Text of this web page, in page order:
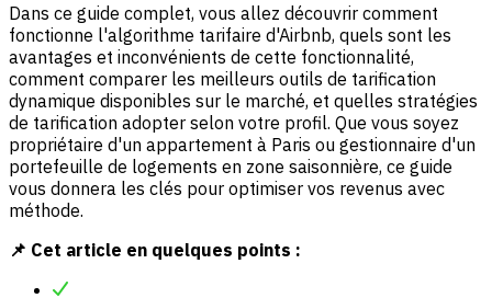
Dans ce guide complet, vous allez découvrir comment
fonctionne l'algorithme tarifaire d'Airbnb, quels sont les
avantages et inconvénients de cette fonctionnalité,
comment comparer les meilleurs outils de tarification
dynamique disponibles sur le marché, et quelles stratégies
de tarification adopter selon votre profil. Que vous soyez
propriétaire d'un appartement à Paris ou gestionnaire d'un
portefeuille de logements en zone saisonnière, ce guide
vous donnera les clés pour optimiser vos revenus avec
méthode.
📌 Cet article en quelques points :